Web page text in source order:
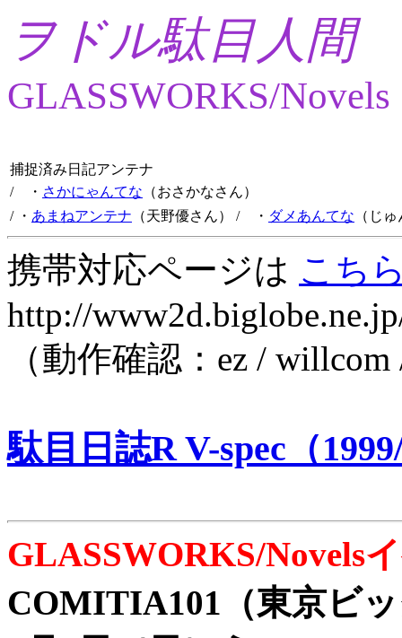
ヲドル駄目人間
GLASSWORKS/Novels
捕捉済み日記アンテナ
/ ・ さかにゃんてな （おさかなさん）
/ ・ あまねアンテナ （天野優さん） / ・ ダメあんてな （じ
携帯対応ページは こち
http://
（動作確認：ez /
駄目日誌R V-spec（
GLASSWORKS/Novels
COMITIA101（東京ビ